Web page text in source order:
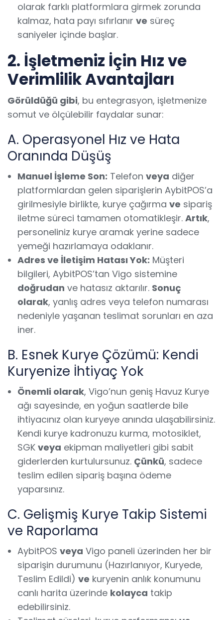
olarak farklı platformlara girmek zorunda
kalmaz, hata payı sıfırlanır ve süreç
saniyeler içinde başlar.
2. İşletmeniz İçin Hız ve
Verimlilik Avantajları
Görüldüğü gibi, bu entegrasyon, işletmenize
somut ve ölçülebilir faydalar sunar:
A. Operasyonel Hız ve Hata
Oranında Düşüş
Manuel İşleme Son: Telefon veya diğer
platformlardan gelen siparişlerin AybitPOS’a
girilmesiyle birlikte, kurye çağırma ve sipariş
iletme süreci tamamen otomatikleşir. Artık,
personeliniz kurye aramak yerine sadece
yemeği hazırlamaya odaklanır.
Adres ve İletişim Hatası Yok: Müşteri
bilgileri, AybitPOS’tan Vigo sistemine
doğrudan ve hatasız aktarılır. Sonuç
olarak, yanlış adres veya telefon numarası
nedeniyle yaşanan teslimat sorunları en aza
iner.
B. Esnek Kurye Çözümü: Kendi
Kuryenize İhtiyaç Yok
Önemli olarak, Vigo’nun geniş Havuz Kurye
ağı sayesinde, en yoğun saatlerde bile
ihtiyacınız olan kuryeye anında ulaşabilirsiniz.
Kendi kurye kadronuzu kurma, motosiklet,
SGK veya ekipman maliyetleri gibi sabit
giderlerden kurtulursunuz. Çünkü, sadece
teslim edilen sipariş başına ödeme
yaparsınız.
C. Gelişmiş Kurye Takip Sistemi
ve Raporlama
AybitPOS veya Vigo paneli üzerinden her bir
siparişin durumunu (Hazırlanıyor, Kuryede,
Teslim Edildi) ve kuryenin anlık konumunu
canlı harita üzerinde kolayca takip
edebilirsiniz.